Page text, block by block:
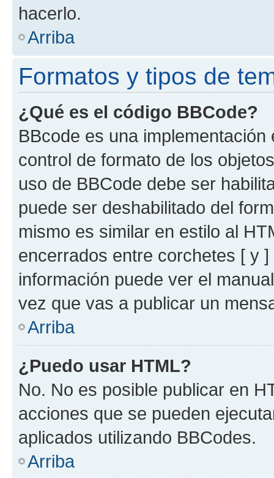
hacerlo.
Arriba
Formatos y tipos de
¿Qué es el código BBCode?
BBcode es una
control de formato de los
uso de BBCode debe ser
puede ser deshabilitado del
mismo es similar en estilo al
encerrados entre corchetes [ y
información puede ver el
vez que vas a publicar un
Arriba
¿Puedo usar HTML?
No. No es posible publicar en
acciones que se pueden
aplicados utilizando BBCodes.
Arriba